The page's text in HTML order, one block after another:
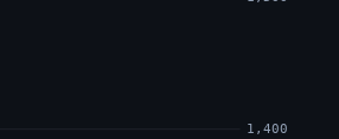
1,400